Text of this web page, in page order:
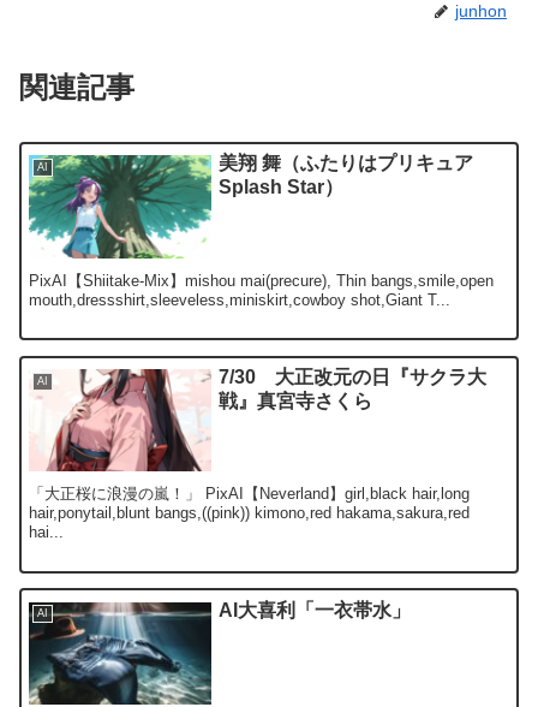
junhon
関連記事
AI
美翔 舞（ふたりはプリキュア
Splash Star）
PixAI【Shiitake-Mix】mishou mai(precure), Thin bangs,smile,open
mouth,dressshirt,sleeveless,miniskirt,cowboy shot,Giant T...
AI
7/30 大正改元の日『サクラ大
戦』真宮寺さくら
「大正桜に浪漫の嵐！」 PixAI【Neverland】girl,black hair,long
hair,ponytail,blunt bangs,((pink)) kimono,red hakama,sakura,red
hai...
AI AI大喜利「一衣帯水」